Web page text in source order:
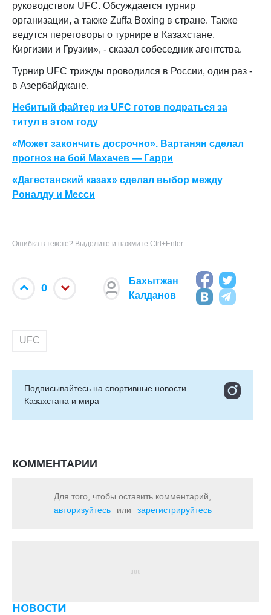
руководством UFC. Обсуждается турнир
организации, а также Zuffa Boxing в стране. Также
ведутся переговоры о турнире в Казахстане,
Киргизии и Грузии», - сказал собеседник агентства.
Турнир UFC трижды проводился в России, один раз -
в Азербайджане.
Небитый файтер из UFC готов подраться за
титул в этом году
«Может закончить досрочно». Вартанян сделал
прогноз на бой Махачев — Гарри
«Дагестанский казах» сделал выбор между
Роналду и Месси
Ошибка в тексте? Выделите и нажмите Ctrl+Enter
0
Бахытжан
Калданов
UFC
Подписывайтесь на cпортивные новости
Казахстана и мира
КОММЕНТАРИИ
Для того, чтобы оставить комментарий,
авторизуйтесь
или зарегистрируйтесь
НОВОСТИ